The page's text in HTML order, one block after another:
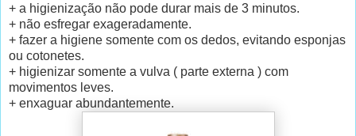
+ a higienização não pode durar mais de 3 minutos.
+ não esfregar exageradamente.
+ fazer a higiene somente com os dedos, evitando esponjas
ou cotonetes.
+ higienizar somente a vulva ( parte externa ) com
movimentos leves.
+ enxaguar abundantemente.